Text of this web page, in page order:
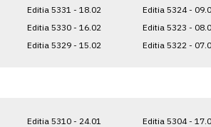
Editia 5331 - 18.02
Editia 5330 - 16.02
Editia 5329 - 15.02
Editia 5324 -
Editia 5323 -
Editia 5322 -
Editia 5310 - 24.01
Editia 5304 -